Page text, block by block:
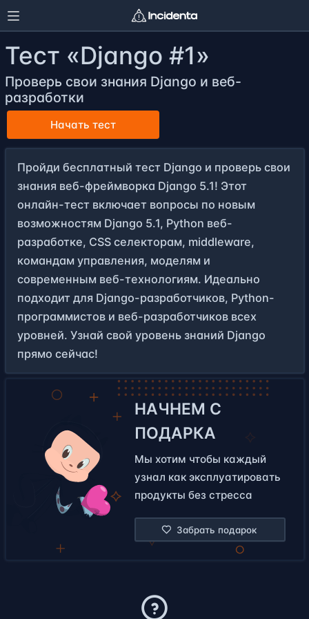
Тест «Django #1»
Проверь свои знания Django и веб-
разработки
Начать тест
Пройди бесплатный тест Django и проверь свои
знания веб-фреймворка Django 5.1! Этот
онлайн-тест включает вопросы по новым
возможностям Django 5.1, Python веб-
разработке, CSS селекторам, middleware,
командам управления, моделям и
современным веб-технологиям. Идеально
подходит для Django-разработчиков, Python-
программистов и веб-разработчиков всех
уровней. Узнай свой уровень знаний Django
прямо сейчас!
НАЧНЕМ С
ПОДАРКА
Мы хотим чтобы каждый
узнал как эксплуатировать
продукты без стресса
Забрать подарок